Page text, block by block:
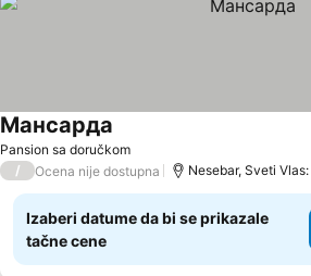
Pansion sa doručkom
Мансарда
/ Ocena nije dostupna Nesebar, Sveti
Izaberi datume da bi se prikazale
tačne cene